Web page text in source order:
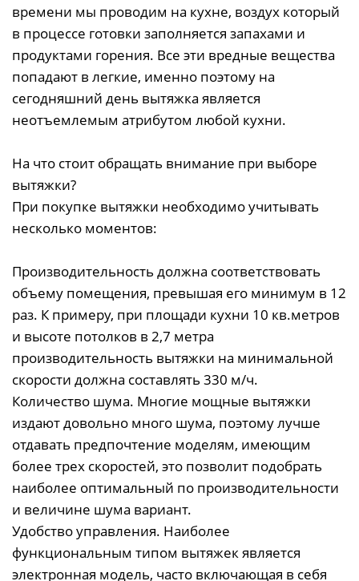
времени мы проводим на кухне, воздух который
в процессе готовки заполняется запахами и
продуктами горения. Все эти вредные вещества
попадают в легкие, именно поэтому на
сегодняшний день вытяжка является
неотъемлемым атрибутом любой кухни.
На что стоит обращать внимание при выборе
вытяжки?
При покупке вытяжки необходимо учитывать
несколько моментов:
Производительность должна соответствовать
объему помещения, превышая его минимум в 12
раз. К примеру, при площади кухни 10 кв.метров
и высоте потолков в 2,7 метра
производительность вытяжки на минимальной
скорости должна составлять 330 м/ч.
Количество шума. Многие мощные вытяжки
издают довольно много шума, поэтому лучше
отдавать предпочтение моделям, имеющим
более трех скоростей, это позволит подобрать
наиболее оптимальный по производительности
и величине шума вариант.
Удобство управления. Наиболее
функциональным типом вытяжек является
электронная модель, часто включающая в себя